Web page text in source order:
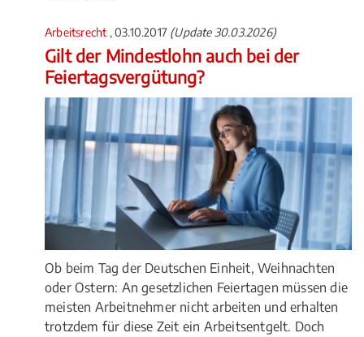
Arbeitsrecht , 03.10.2017 (Update 30.03.2026)
Gilt der Mindestlohn auch bei der
Feiertagsvergütung?
Ob beim Tag der Deutschen Einheit, Weihnachten
oder Ostern: An gesetzlichen Feiertagen müssen die
meisten Arbeitnehmer nicht arbeiten und erhalten
trotzdem für diese Zeit ein Arbeitsentgelt. Doch